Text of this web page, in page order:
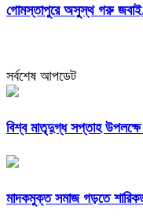
গোমস্তাপুরে অসুস্থ গরু জবাই,
সর্বশেষ আপডেট
বিশ্ব মাতৃদুগ্ধ সপ্তাহ উপলক্ষে
মাদকমুক্ত সমাজ গড়তে